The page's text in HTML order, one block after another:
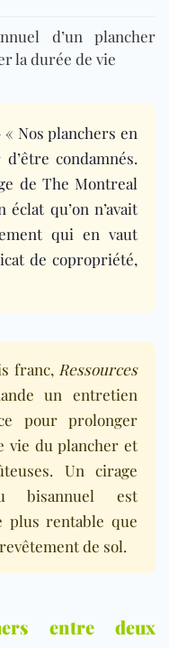
d’un plancher
la durée de vie
Nos planchers en
condamnés.
de The Montreal
qu’on n’avait
qui en vaut
de copropriété,
franc, Ressources
un entretien
pour prolonger
vie du plancher et
Un cirage
bisannuel est
plus rentable que
de sol.
entre deux